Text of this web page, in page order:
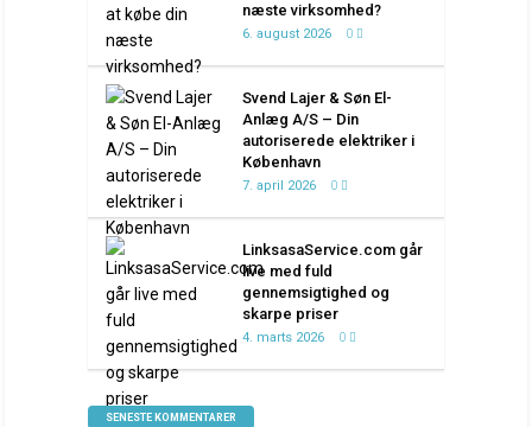
næste virksomhed?
6. august 2026 0
Svend Lajer & Søn El-
Anlæg A/S – Din
autoriserede elektriker i
København
7. april 2026 0
LinksasaService.com går
live med fuld
gennemsigtighed og
skarpe priser
4. marts 2026 0
SENESTE KOMMENTARER